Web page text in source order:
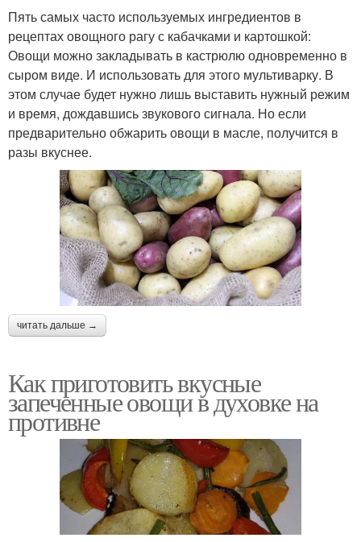
Пять самых часто используемых ингредиентов в
рецептах овощного рагу с кабачками и картошкой:
Овощи можно закладывать в кастрюлю одновременно в
сыром виде. И использовать для этого мультиварку. В
этом случае будет нужно лишь выставить нужный режим
и время, дождавшись звукового сигнала. Но если
предварительно обжарить овощи в масле, получится в
разы вкуснее.
читать дальше →
Как приготовить вкусные
запеченные овощи в духовке на
противне